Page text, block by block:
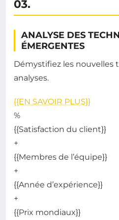
03.
ANALYSE DES
ÉMERGENTES
Démystifiez les nouvelles
analyses.
{{EN SAVOIR PLUS}}
%
{{Satisfaction du client}}
+
{{Membres de l’équipe}}
+
{{Année d’expérience}}
+
{{Prix mondiaux}}